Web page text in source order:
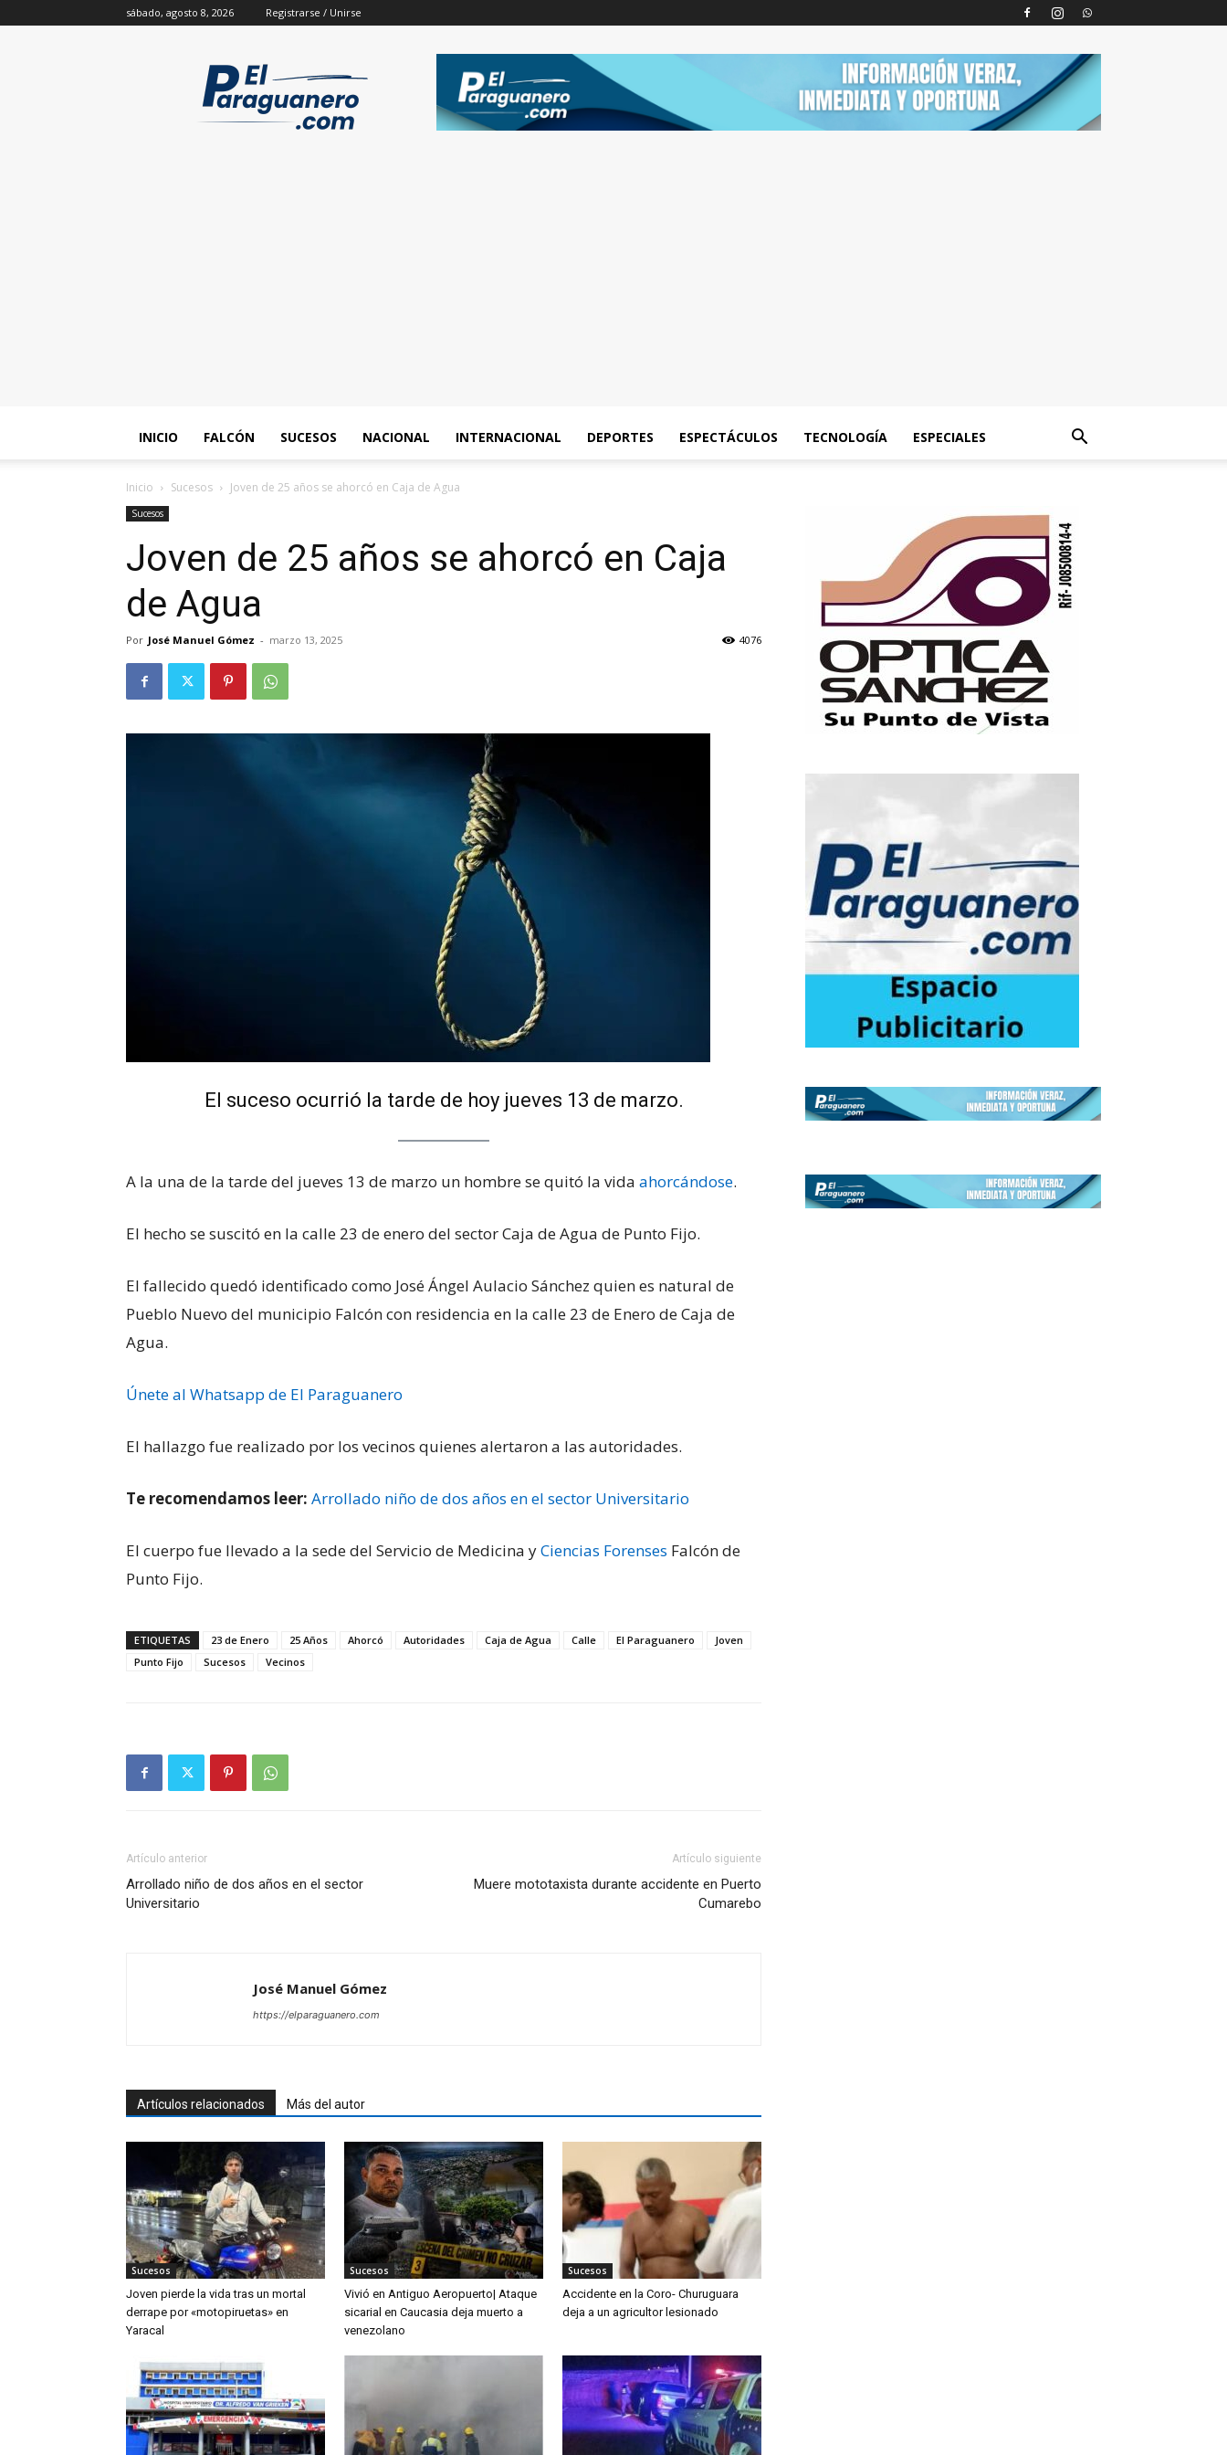
sábado, agosto 8, 2026 Registrarse / Unirse
INICIO FALCÓN SUCESOS NACIONAL INTERNACIONAL DEPORTES ESPECTÁCULOS TECNOLOGÍA ESPECIALES
Inicio Sucesos Joven de 25 años se ahorcó en Caja de Agua
Sucesos
Joven de 25 años se ahorcó en Caja
de Agua
Por José Manuel Gómez - marzo 13, 2025 4076
El suceso ocurrió la tarde de hoy jueves 13 de marzo.
A la una de la tarde del jueves 13 de marzo un hombre se quitó la vida ahorcándose.
El hecho se suscitó en la calle 23 de enero del sector Caja de Agua de Punto Fijo.
El fallecido quedó identificado como José Ángel Aulacio Sánchez quien es natural de
Pueblo Nuevo del municipio Falcón con residencia en la calle 23 de Enero de Caja de
Agua.
Únete al Whatsapp de El Paraguanero
El hallazgo fue realizado por los vecinos quienes alertaron a las autoridades.
Te recomendamos leer: Arrollado niño de dos años en el sector Universitario
El cuerpo fue llevado a la sede del Servicio de Medicina yCiencias Forenses Falcón de
Punto Fijo.
ETIQUETAS 23 de Enero 25 Años Ahorcó Autoridades Caja de Agua Calle El Paraguanero
Joven
Punto Fijo
Sucesos Vecinos
Artículo anterior
Arrollado niño de dos años en el sector
Universitario
Artículo siguiente
Muere mototaxista durante accidente en Puerto
Cumarebo
José Manuel Gómez
https://elparaguanero.com
Artículos relacionados Más del autor
Sucesos
Joven pierde la vida tras un mortal
derrape por «motopiruetas» en
Yaracal
Sucesos
Vivió en Antiguo Aeropuerto| Ataque
sicarial en Caucasia deja muerto a
venezolano
Sucesos
Accidente en la Coro- Churuguara
deja a un agricultor lesionado